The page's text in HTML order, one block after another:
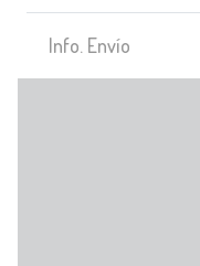
Info. Envío